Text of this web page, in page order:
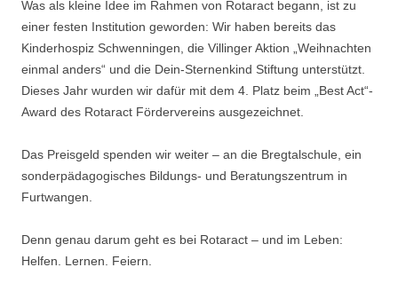
Was als kleine Idee im Rahmen von Rotaract begann, ist zu
einer festen Institution geworden: Wir haben bereits das
Kinderhospiz Schwenningen, die Villinger Aktion „Weihnachten
einmal anders“ und die Dein-Sternenkind Stiftung unterstützt.
Dieses Jahr wurden wir dafür mit dem 4. Platz beim „Best Act“-
Award des Rotaract Fördervereins ausgezeichnet.
Das Preisgeld spenden wir weiter – an die Bregtalschule, ein
sonderpädagogisches Bildungs- und Beratungszentrum in
Furtwangen.
Denn genau darum geht es bei Rotaract – und im Leben:
Helfen. Lernen. Feiern.